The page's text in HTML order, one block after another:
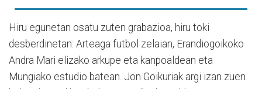
Hiru egunetan osatu zuten grabazioa, hiru toki
desberdinetan: Arteaga futbol zelaian, Erandiogoikoko
Andra Mari elizako arkupe eta kanpoaldean eta
Mungiako estudio batean. Jon Goikuriak argi izan zuen